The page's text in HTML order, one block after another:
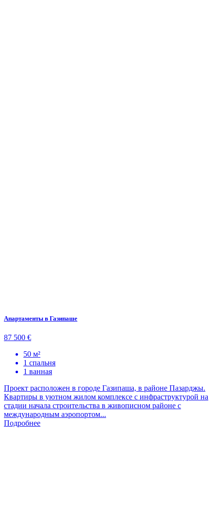
Апартаменты в Газипаше
87 500 €
50 м²
1 спальня
1 ванная
Проект расположен в городе Газипаша, в районе Пазарджы.
Квартиры в уютном жилом комплексе с инфраструктурой на
стадии начала строительства в живописном районе с
международным аэропортом...
Подробнее